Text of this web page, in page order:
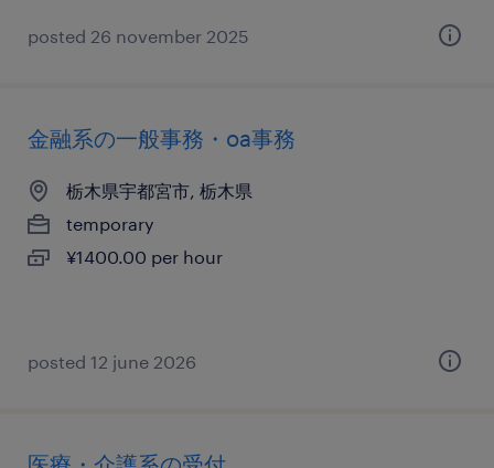
posted 26 november 2025
金融系の一般事務・oa事務
栃木県宇都宮市, 栃木県
temporary
¥1400.00 per hour
posted 12 june 2026